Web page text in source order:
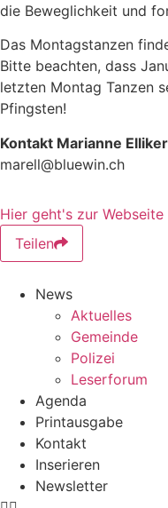
die Beweglichkeit und
Das Montagstanzen
Bitte beachten, dass
letzten Montag Tanzen
Pfingsten!
Kontakt Marianne
marell@bluewin.ch
Hier geht's zur
Teilen
News
Aktuelles
Gemeinde
Polizei
Leserforum
Agenda
Printausgabe
Kontakt
Inserieren
Newsletter